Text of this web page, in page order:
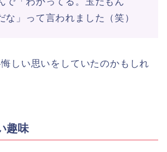
な」って言われました（笑）
しい思いをしていたのかもしれ
趣味